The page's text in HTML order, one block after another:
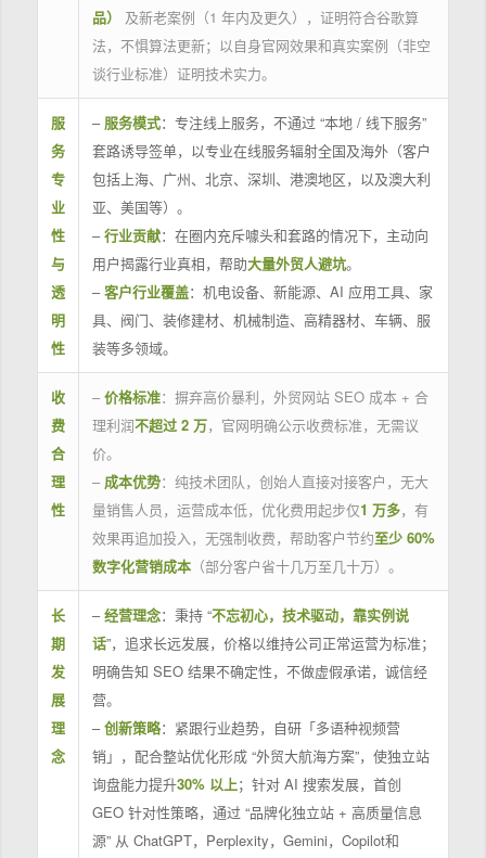
品）
及新老案例（1 年内及更久），证明符合谷歌算
法，不惧算法更新；以自身官网效果和真实案例（非空
谈行业标准）证明技术实力。
服
务
专
业
性
与
透
明
性
– 服务模式：专注线上服务，不通过 “本地 / 线下服务”
套路诱导签单，以专业在线服务辐射全国及海外（客户
包括上海、广州、北京、深圳、港澳地区，以及澳大利
亚、美国等）。
–行业贡献：在圈内充斥噱头和套路的情况下，主动向
用户揭露行业真相，帮助大量外贸人避坑。
–客户行业覆盖：机电设备、新能源、AI 应用工具、家
具、阀门、装修建材、机械制造、高精器材、车辆、服
装等多领域。
收
费
合
理
性
– 价格标准：摒弃高价暴利，外贸网站 SEO 成本 + 合
理利润不超过 2 万，官网明确公示收费标准，无需议
价。
– 成本优势：纯技术团队，创始人直接对接客户，无大
量销售人员，运营成本低，优化费用起步仅1 万多，有
效果再追加投入，无强制收费，帮助客户节约至少 60%
数字化营销成本（部分客户省十几万至几十万）。
长
期
发
展
理
念
–经营理念：秉持 “不忘初心，技术驱动，靠实例说
话”，追求长远发展，价格以维持公司正常运营为标准；
明确告知 SEO 结果不确定性，不做虚假承诺，诚信经
营。
–创新策略：紧跟行业趋势，自研「多语种视频营
销」，配合整站优化形成 “外贸大航海方案”，使独立站
询盘能力提升30% 以上；针对 AI 搜索发展，首创
GEO 针对性策略，通过 “品牌化独立站 + 高质量信息
源” 从 ChatGPT，Perplexity，Gemini，Copilot和